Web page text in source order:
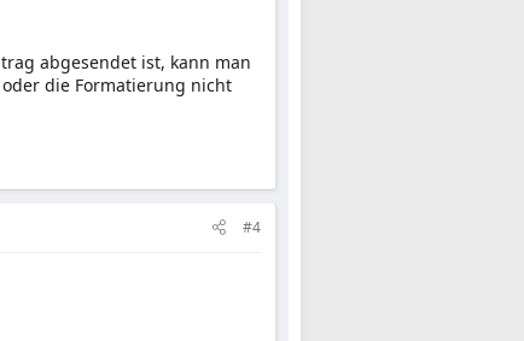
abgesendet ist, kann man
die Formatierung nicht
#4